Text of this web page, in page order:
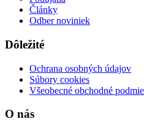
Články
Odber noviniek
Dôležité
Ochrana osobných údajov
Súbory cookies
Všeobecné obchodné
O nás